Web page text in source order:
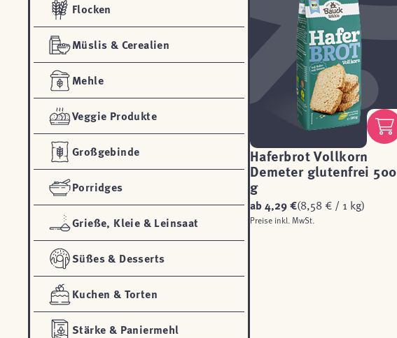
Haferbrot Vollkorn
Demeter glutenfrei 500
g
ab4,29 €(8,58 € / 1 kg)
Preise inkl. MwSt.
Flocken
Müslis & Cerealien
Mehle
Veggie Produkte
Großgebinde
Porridges
Grieße, Kleie & Leinsaat
Süßes & Desserts
Kuchen & Torten
Stärke & Paniermehl